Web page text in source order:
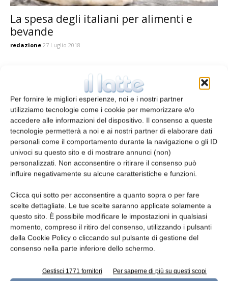
Per fornire le migliori esperienze, noi e i nostri partner
utilizziamo tecnologie come i cookie per memorizzare e/o
accedere alle informazioni del dispositivo. Il consenso a queste
tecnologie permetterà a noi e ai nostri partner di elaborare dati
personali come il comportamento durante la navigazione o gli ID
univoci su questo sito e di mostrare annunci (non)
personalizzati. Non acconsentire o ritirare il consenso può
influire negativamente su alcune caratteristiche e funzioni.
Clicca qui sotto per acconsentire a quanto sopra o per fare
scelte dettagliate. Le tue scelte saranno applicate solamente a
questo sito. È possibile modificare le impostazioni in qualsiasi
momento, compreso il ritiro del consenso, utilizzando i pulsanti
della Cookie Policy o cliccando sul pulsante di gestione del
consenso nella parte inferiore dello schermo.
Gestisci 1771 fornitori Per saperne di più su questi scopi
La spesa degli italiani per alimenti e
bevande
redazione 27 Luglio 2018
Il mercato della ristorazione in Italia e in
Europa
redazione 18 Gennaio 2017